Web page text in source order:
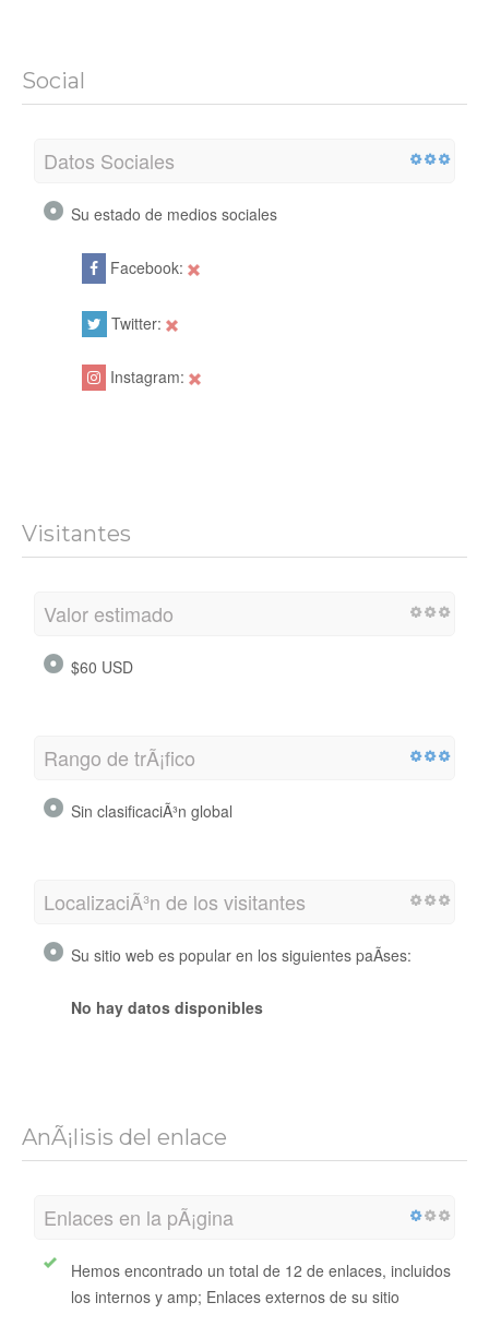
Social
Datos Sociales
Su estado de medios sociales
Facebook:
Twitter:
Instagram:
Visitantes
Valor estimado
$60 USD
Rango de trÃ¡fico
Sin clasificaciÃ³n global
LocalizaciÃ³n de los visitantes
Su sitio web es popular en los siguientes paÃ­ses:
No hay datos disponibles
AnÃ¡lisis del enlace
Enlaces en la pÃ¡gina
Hemos encontrado un total de 12 de enlaces, incluidos
los internos y amp; Enlaces externos de su sitio